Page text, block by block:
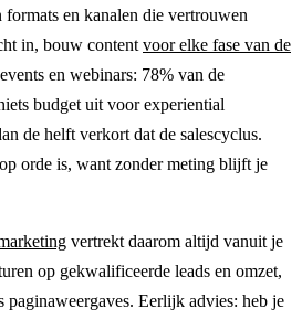
en kanalen die vertrouwen
in, bouw content voor elke fase van de
en webinars: 78% van de
budget uit voor experiential
de helft verkort dat de salescyclus.
orde is, want zonder meting blijft je
vertrekt daarom altijd vanuit je
op gekwalificeerde leads en omzet,
paginaweergaves. Eerlijk advies: heb je